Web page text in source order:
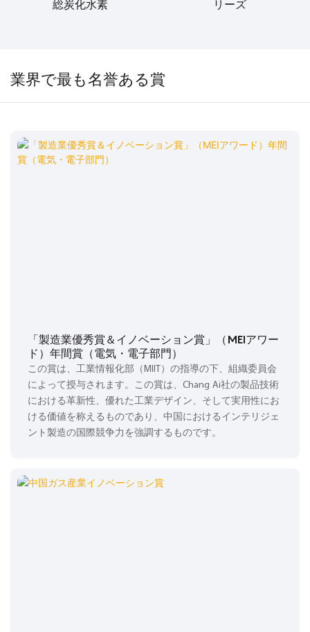
総炭化水素 リーズ
業界で最も名誉ある賞
「製造業優秀賞＆イノベーション賞」（MEIアワー
ド）年間賞（電気・電子部門）
この賞は、工業情報化部（MIIT）の指導の下、組織委員会
によって授与されます。この賞は、Chang Ai社の製品技術
における革新性、優れた工業デザイン、そして実用性にお
ける価値を称えるものであり、中国におけるインテリジェ
ント製造の国際競争力を強調するものです。